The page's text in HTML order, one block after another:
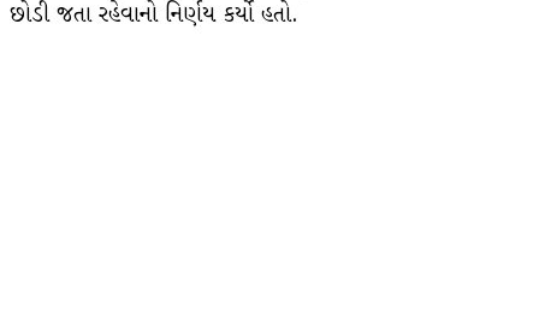
છોડી જતા રહેવાનો નિર્ણય કર્યો હતો.